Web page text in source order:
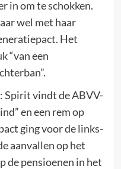
in om te schokken.
wel met haar
Het
“van een
Spirit vindt de ABVV-
en een rem op
ging voor de links-
aanvallen op het
de pensioenen in het